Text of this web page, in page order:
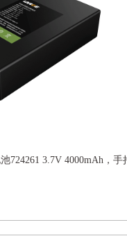
724261 3.7V 4000mAh，手